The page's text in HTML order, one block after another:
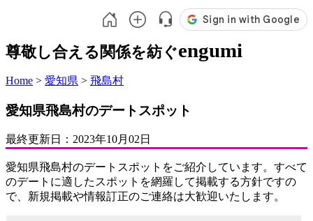
尊敬し合える関係を紡ぐengumi
Home > 愛知県 > 飛島村
愛知県飛島村のデートスポット
最終更新日： 2023年10月02日
愛知県飛島村のデートスポットをご紹介しています。すべて
のデートに適したスポットを網羅して掲載する方針ですの
で、新規掲載や情報訂正のご連絡は大歓迎いたします。